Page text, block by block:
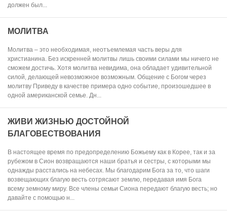
должен был...
МОЛИТВА
Молитва – это необходимая, неотъемлемая часть веры для
христианина. Без искренней молитвы лишь своими силами мы ничего не
сможем достичь. Хотя молитва невидима, она обладает удивительной
силой, делающей невозможное возможным. Общение с Богом через
молитву Приведу в качестве примера одно событие, произошедшее в
одной американской семье. Дн...
ЖИВИ ЖИЗНЬЮ ДОСТОЙНОЙ
БЛАГОВЕСТВОВАНИЯ
В настоящее время по предопределению Божьему как в Корее, так и за
рубежом в Сион возвращаются наши братья и сестры, с которыми мы
однажды расстались на небесах. Мы благодарим Бога за то, что шаги
возвещающих благую весть сотрясают землю, передавая имя Бога
всему земному миру. Все члены семьи Сиона передают благую весть; но
давайте с помощью н...